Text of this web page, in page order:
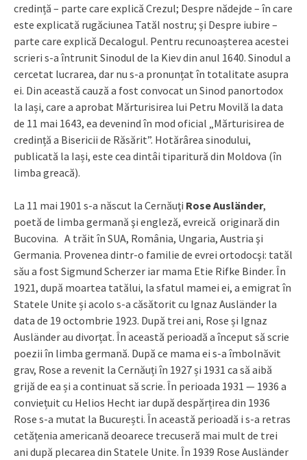
credință – parte care explică Crezul; Despre nădejde – în care
este explicată rugăciunea Tatăl nostru; și Despre iubire –
parte care explică Decalogul. Pentru recunoașterea acestei
scrieri s-a întrunit Sinodul de la Kiev din anul 1640. Sinodul a
cercetat lucrarea, dar nu s-a pronunțat în totalitate asupra
ei. Din această cauză a fost convocat un Sinod panortodox
la Iași, care a aprobat Mărturisirea lui Petru Movilă la data
de 11 mai 1643, ea devenind în mod oficial „Mărturisirea de
credință a Bisericii de Răsărit”. Hotărârea sinodului,
publicată la Iași, este cea dintâi tiparitură din Moldova (în
limba greacă).
La 11 mai 1901 s-a născut la Cernăuţi Rose Ausländer,
poetă de limba germană şi engleză, evreică originară din
Bucovina. A trăit în SUA, România, Ungaria, Austria şi
Germania. Provenea dintr-o familie de evrei ortodocşi: tatăl
său a fost Sigmund Scherzer iar mama Etie Rifke Binder. În
1921, după moartea tatălui, la sfatul mamei ei, a emigrat în
Statele Unite și acolo s-a căsătorit cu Ignaz Ausländer la
data de 19 octombrie 1923. După trei ani, Rose și Ignaz
Ausländer au divorțat. În această perioadă a început să scrie
poezii în limba germană. După ce mama ei s-a îmbolnăvit
grav, Rose a revenit la Cernăuți în 1927 și 1931 ca să aibă
grijă de ea și a continuat să scrie. În perioada 1931 — 1936 a
conviețuit cu Helios Hecht iar după despărțirea din 1936
Rose s-a mutat la București. În această perioadă i s-a retras
cetățenia americană deoarece trecuseră mai mult de trei
ani după plecarea din Statele Unite. În 1939 Rose Ausländer